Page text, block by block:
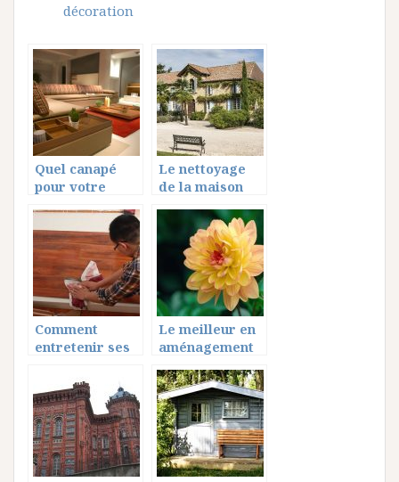
décoration
Quel canapé
pour votre
Le nettoyage
de la maison
Comment
entretenir ses
massif?
Le meilleur en
aménagement